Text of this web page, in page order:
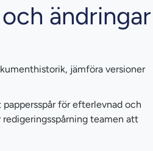
ändringar
jämföra versioner
för efterlevnad och
teamen att